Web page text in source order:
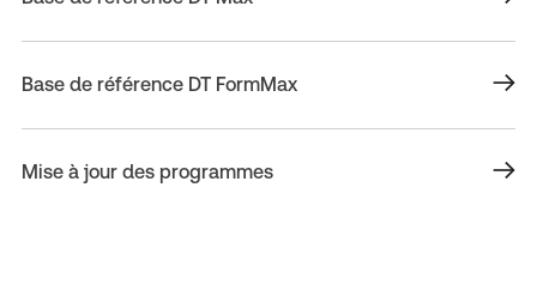
Base de référence DT FormMax
Mise à jour des programmes